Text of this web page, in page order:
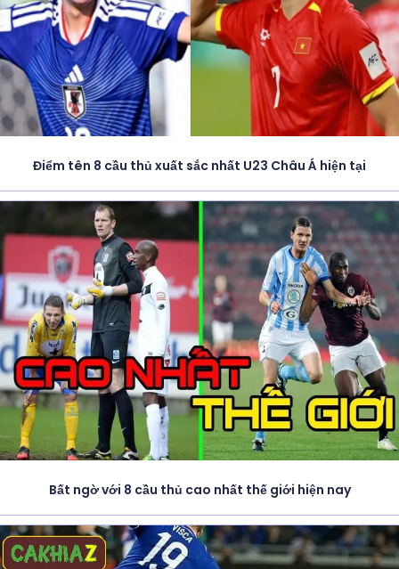
Điểm tên 8 cầu thủ xuất sắc nhất U23 Châu Á hiện tại
Bất ngờ với 8 cầu thủ cao nhất thế giới hiện nay